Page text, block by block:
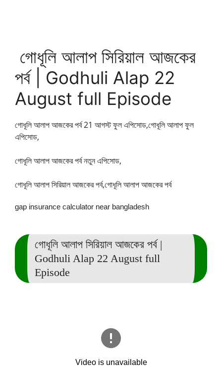
গোধূলি আলাপ সিরিয়াল আজকের
পর্ব | Godhuli Alap 22
August full Episode
গোধূলি আলাপ আজকের পর্ব 21 আগস্ট ফুল এপিসোড,গোধূলি আলাপ ফুল
এপিসোড,
গোধূলি আলাপ আজকের পর্ব নতুন এপিসোড,
গোধূলি আলাপ সিরিয়াল আজকের পর্ব,গোধূলি আলাপ আজকের পর্ব
gap insurance calculator near bangladesh
গোধূলি আলাপ সিরিয়াল আজকের পর্ব |
Godhuli Alap 22 August full
Episode